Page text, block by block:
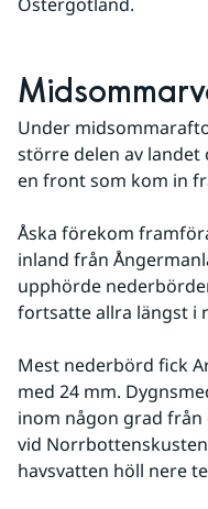
Under
större delen av landet
en front som kom in
Åska förekom
inland från
upphörde
fortsatte allra längst i
Mest nederbörd fick
med 24 mm.
inom någon grad
vid
havsvatten höll nere